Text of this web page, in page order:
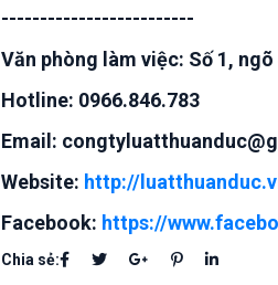
-------------------------
Văn phòng làm việc: Số 1,
Hotline: 0966.846.783
Email:
Website: http://
Facebook: https://
Chia sẻ: